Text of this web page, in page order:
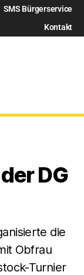
SMS Bürgerservice
Kontakt
DG
die
Obfrau
Turnier